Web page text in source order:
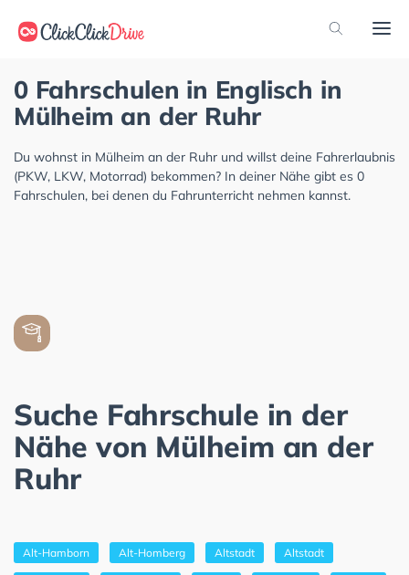
0 Fahrschulen in Englisch in
Mülheim an der Ruhr
Du wohnst in Mülheim an der Ruhr und willst deine Fahrerlaubnis
(PKW, LKW, Motorrad) bekommen? In deiner Nähe gibt es 0
Fahrschulen, bei denen du Fahrunterricht nehmen kannst.
Suche Fahrschule in der
Nähe von Mülheim an der
Ruhr
Alt-Hamborn Alt-Homberg Altstadt Altstadt